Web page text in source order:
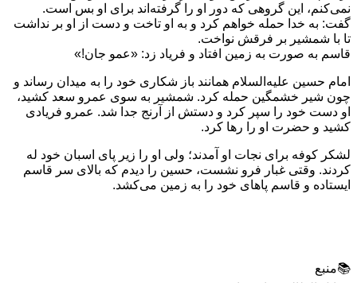
نمی‌کنم، این گروهی که دور او را گرفته‌اند برای او بس است.
گفت: به خدا حمله خواهم کرد و به او تاخت و دست از او بر نداشت
تا با شمشیر بر فرقش نواخت.
قاسم به صورت به زمین افتاد و فریاد زد: «عمو جان!»
امام حسین علیه‌السلام همانند باز شکاری خود را به میدان رساند و
چون شیر خشمگین حمله کرد. شمشیر به سوی عمرو سعد کشید،
او دست خود را سپر کرد و دستش از آرنج جدا شد. عمرو فریادی
کشید و حضرت او را رها کرد.
لشکر کوفه برای نجات او آمدند؛ ولی او را زیر پای اسبان خود له
کردند. وقتی غبار فرو نشست، حسین را دیدم که بالای سر قاسم
ایستاده و قاسم پاهای خود را به زمین می‌کشد.
📚منبع